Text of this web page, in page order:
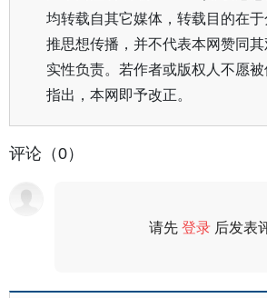
均转载自其它媒体，转载目的在
推思想传播，并不代表本网赞同
实性负责。若作者或版权人不愿
指出，本网即予改正。
评论（0）
请先登录 后发表